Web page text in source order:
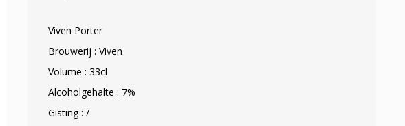
Viven Porter
Brouwerij : Viven
Volume : 33cl
Alcoholgehalte : 7%
Gisting : /